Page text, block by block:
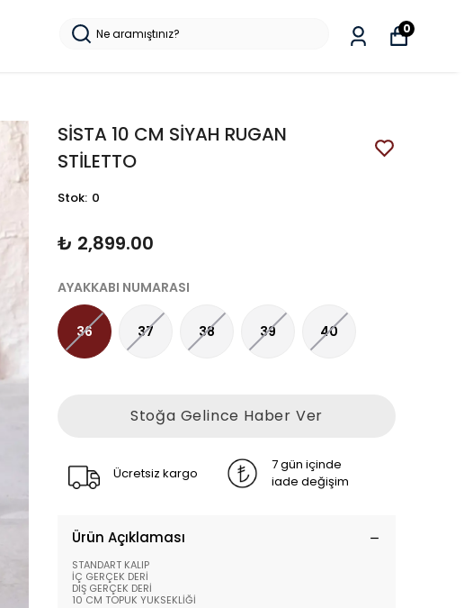
0
SİSTA 10 CM SİYAH RUGAN
STİLETTO
Stok: 0
₺ 2,899.00
AYAKKABI NUMARASI
36 37 38 39 40
Stoğa Gelince Haber Ver
Ücretsiz kargo
7 gün içinde
iade değişim
Ürün Açıklaması
STANDART KALIP
İÇ GERÇEK DERİ
DIŞ GERÇEK DERİ
10 CM TOPUK YUKSEKLİĞİ